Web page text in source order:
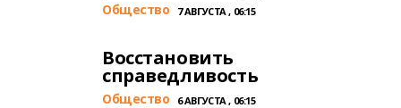
Общество 7 АВГУСТА , 06:15
Восстановить
справедливость
Общество 6 АВГУСТА , 06:15